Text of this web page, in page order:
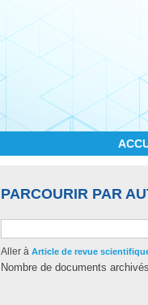
PARCOURIR PAR
Aller à Article de revue
Nombre de documents